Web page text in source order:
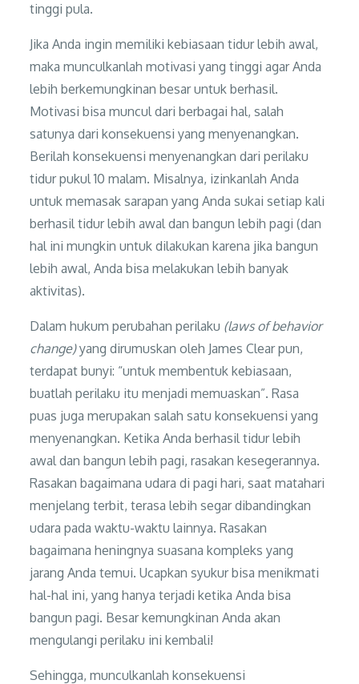
tinggi pula.
Jika Anda ingin memiliki kebiasaan tidur lebih awal,
maka munculkanlah motivasi yang tinggi agar Anda
lebih berkemungkinan besar untuk berhasil.
Motivasi bisa muncul dari berbagai hal, salah
satunya dari konsekuensi yang menyenangkan.
Berilah konsekuensi menyenangkan dari perilaku
tidur pukul 10 malam. Misalnya, izinkanlah Anda
untuk memasak sarapan yang Anda sukai setiap kali
berhasil tidur lebih awal dan bangun lebih pagi (dan
hal ini mungkin untuk dilakukan karena jika bangun
lebih awal, Anda bisa melakukan lebih banyak
aktivitas).
Dalam hukum perubahan perilaku (laws of behavior
change)yang dirumuskan oleh James Clear pun,
terdapat bunyi: “untuk membentuk kebiasaan,
buatlah perilaku itu menjadi memuaskan”. Rasa
puas juga merupakan salah satu konsekuensi yang
menyenangkan. Ketika Anda berhasil tidur lebih
awal dan bangun lebih pagi, rasakan kesegerannya.
Rasakan bagaimana udara di pagi hari, saat matahari
menjelang terbit, terasa lebih segar dibandingkan
udara pada waktu-waktu lainnya. Rasakan
bagaimana heningnya suasana kompleks yang
jarang Anda temui. Ucapkan syukur bisa menikmati
hal-hal ini, yang hanya terjadi ketika Anda bisa
bangun pagi. Besar kemungkinan Anda akan
mengulangi perilaku ini kembali!
Sehingga, munculkanlah konsekuensi